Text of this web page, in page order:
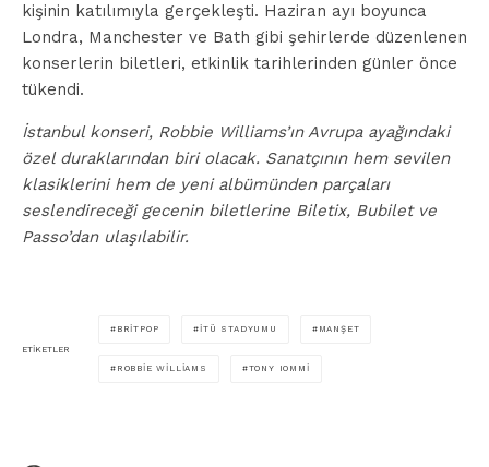
kişinin katılımıyla gerçekleşti. Haziran ayı boyunca
Londra, Manchester ve Bath gibi şehirlerde düzenlenen
konserlerin biletleri, etkinlik tarihlerinden günler önce
tükendi.
İstanbul konseri, Robbie Williams’ın Avrupa ayağındaki
özel duraklarından biri olacak. Sanatçının hem sevilen
klasiklerini hem de yeni albümünden parçaları
seslendireceği gecenin biletlerine Biletix, Bubilet ve
Passo’dan ulaşılabilir.
ETIKETLER
BRITPOP İTÜ STADYUMU MANŞET
ROBBIE WILLIAMS TONY IOMMI